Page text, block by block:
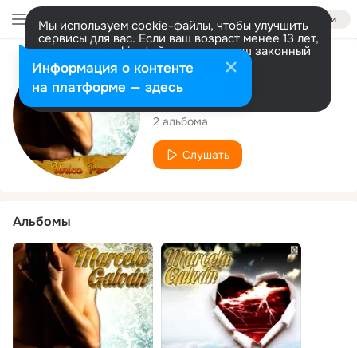
Войти
Мы используем cookie-файлы, чтобы улучшить
сервисы для вас. Если ваш возраст менее 13 лет,
настроить cookie-файлы должен ваш законный
представитель. Больше информации
Разрешить все Настроить
Исполнитель
Marcela Galvan
2 альбома
Слушать
Альбомы
Информация о контенте
на платформе — здесь